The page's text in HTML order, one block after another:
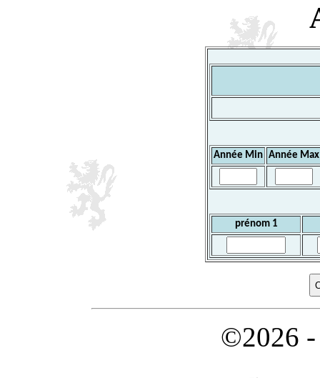
Année Min Année Max
prénom 1
©2026 -